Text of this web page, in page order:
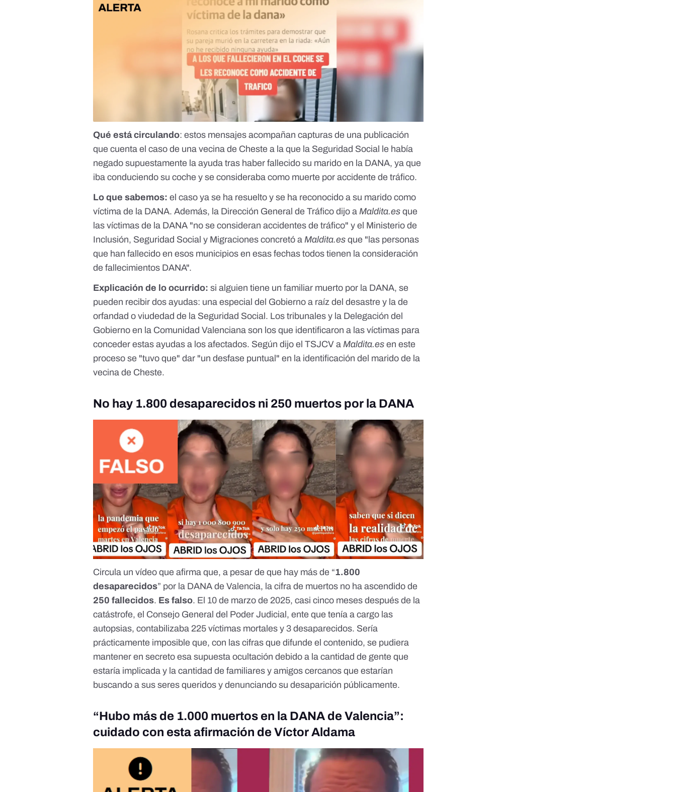
Qué está circulando: estos mensajes acompañan capturas de una publicación
que cuenta el caso de una vecina de Cheste a la que la Seguridad Social le había
negado supuestamente la ayuda tras haber fallecido su marido en la DANA, ya que
iba conduciendo su coche y se consideraba como muerte por accidente de tráfico.
Lo que sabemos: el caso ya se ha resuelto y se ha reconocido a su marido como
víctima de la DANA. Además, la Dirección General de Tráfico dijo a Maldita.es que
las víctimas de la DANA "no se consideran accidentes de tráfico" y el Ministerio de
Inclusión, Seguridad Social y Migraciones concretó a Maldita.es que "las personas
que han fallecido en esos municipios en esas fechas todos tienen la consideración
de fallecimientos DANA".
Explicación de lo ocurrido:si alguien tiene un familiar muerto por la DANA, se
pueden recibir dos ayudas: una especial del Gobierno a raíz del desastre y la de
orfandad o viudedad de la Seguridad Social. Los tribunales y la Delegación del
Gobierno en la Comunidad Valenciana son los que identificaron a las víctimas para
conceder estas ayudas a los afectados. Según dijo el TSJCV a Maldita.es en este
proceso se "tuvo que" dar "un desfase puntual" en la identificación del marido de la
vecina de Cheste.
No hay 1.800 desaparecidos ni 250 muertos por la DANA
Circula un vídeo que afirma que, a pesar de que hay más de “1.800
desaparecidos” por la DANA de Valencia, la cifra de muertos no ha ascendido de
250 fallecidos. Es falso. El 10 de marzo de 2025, casi cinco meses después de la
catástrofe, el Consejo General del Poder Judicial, ente que tenía a cargo las
autopsias, contabilizaba 225 víctimas mortales y 3 desaparecidos. Sería
prácticamente imposible que, con las cifras que difunde el contenido, se pudiera
mantener en secreto esa supuesta ocultación debido a la cantidad de gente que
estaría implicada y la cantidad de familiares y amigos cercanos que estarían
buscando a sus seres queridos y denunciando su desaparición públicamente.
“Hubo más de 1.000 muertos en la DANA de Valencia”:
cuidado con esta afirmación de Víctor Aldama